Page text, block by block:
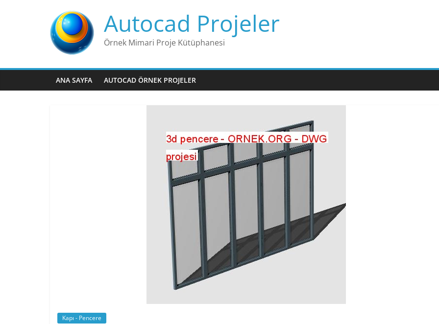
Autocad Projeler
Örnek Mimari Proje Kütüphanesi
ANA SAYFA AUTOCAD ÖRNEK PROJELER
Kapı - Pencere